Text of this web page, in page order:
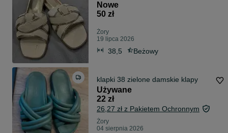
Nowe
50 zł
Żory
19 lipca 2026
38,5 Beżowy
klapki 38 zielone damskie klapy
Używane
22 zł
26,27 zł z Pakietem Ochronnym
Żory
04 sierpnia 2026